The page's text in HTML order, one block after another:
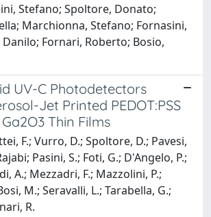
Stefano; Spoltore, Donato;
Marchionna, Stefano; Fornasini,
Fornari, Roberto; Bosio,
UV-C Photodetectors
Jet Printed PEDOT:PSS
Thin Films
F.; Vurro, D.; Spoltore, D.; Pavesi,
Pasini, S.; Foti, G.; D'Angelo, P.;
A.; Mezzadri, F.; Mazzolini, P.;
M.; Seravalli, L.; Tarabella, G.;
R.